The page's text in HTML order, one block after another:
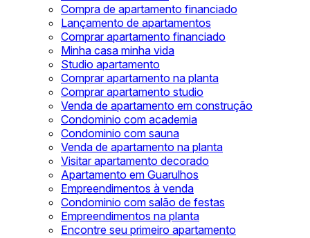
Compra de apartamento financiado
Lançamento de apartamentos
Comprar apartamento financiado
Minha casa minha vida
Studio apartamento
Comprar apartamento na planta
Comprar apartamento studio
Venda de apartamento em construção
Condominio com academia
Condominio com sauna
Venda de apartamento na planta
Visitar apartamento decorado
Apartamento em Guarulhos
Empreendimentos à venda
Condominio com salão de festas
Empreendimentos na planta
Encontre seu primeiro apartamento